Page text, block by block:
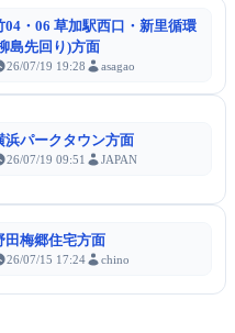
04・06 草加駅西口・新里循環
島先回り)方面
26/07/19 19:28 asagao
浜パークタウン方面
26/07/19 09:51 JAPAN
田梅郷住宅方面
26/07/15 17:24 chino